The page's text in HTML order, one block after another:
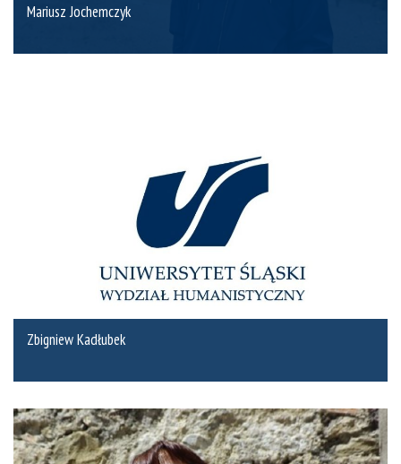
Mariusz Jochemczyk
Zbigniew Kadłubek